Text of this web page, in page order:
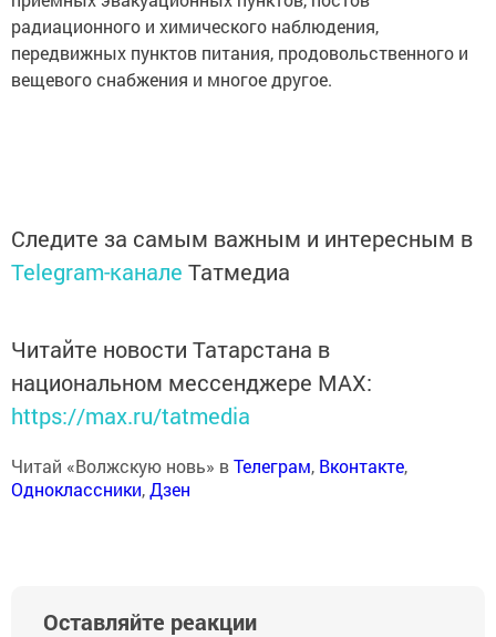
радиационного и химического наблюдения,
передвижных пунктов питания, продовольственного и
вещевого снабжения и многое другое.
Следите за самым важным и интересным в
Telegram-канале Татмедиа
Читайте новости Татарстана в
национальном мессенджере MАХ:
https://max.ru/tatmedia
Читай «Волжскую новь» вТелеграм, Вконтакте,
Одноклассники,Дзен
Оставляйте реакции